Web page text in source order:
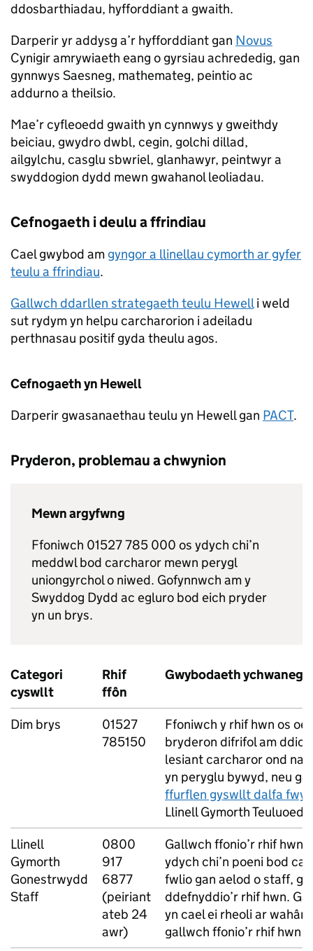
ddosbarthiadau, hyfforddiant a gwaith.
Darperir yr addysg a’r hyfforddiant gan Novus
Cynigir amrywiaeth eang o gyrsiau achrededig, gan
gynnwys Saesneg, mathemateg, peintio ac
addurno a theilsio.
Mae’r cyfleoedd gwaith yn cynnwys y gweithdy
beiciau, gwydro dwbl, cegin, golchi dillad,
ailgylchu, casglu sbwriel, glanhawyr, peintwyr a
swyddogion dydd mewn gwahanol leoliadau.
Cefnogaeth i deulu a ffrindiau
Cael gwybod am gyngor a llinellau cymorth ar gyfer
teulu a ffrindiau.
Gallwch ddarllen strategaeth teulu Hewelli weld
sut rydym yn helpu carcharorion i adeiladu
perthnasau positif gyda theulu agos.
Cefnogaeth yn Hewell
Darperir gwasanaethau teulu yn Hewell gan PACT.
Pryderon, problemau a chwynion
Mewn argyfwng
Ffoniwch 01527 785 000 os ydych chi’n
meddwl bod carcharor mewn perygl
uniongyrchol o niwed. Gofynnwch am y
Swyddog Dydd ac egluro bod eich pryder
yn un brys.
Categori
cyswllt
Rhif
ffôn
Gwybodaeth
Dim brys
01527
785150
Ffoniwch y rhif hwn os
bryderon difrifol am
lesiant carcharor ond
yn peryglu bywyd, neu
ffurflen gyswllt dalfa fwy
Llinell Gymorth
Llinell
Gymorth
Gonestrwydd
Staff
0800
917
6877
(peiriant
ateb 24
awr)
Gallwch ffonio’r rhif hwn
ydych chi’n poeni bod
fwlio gan aelod o staff,
ddefnyddio’r rhif hwn.
yn cael ei rheoli ar wahân
gallwch ffonio’r rhif hwn